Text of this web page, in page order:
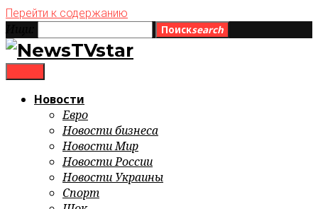
Перейти к содержанию
Поискsearch
Новости
Евро
Новости бизнеса
Новости Мир
Новости России
Новости Украины
Спорт